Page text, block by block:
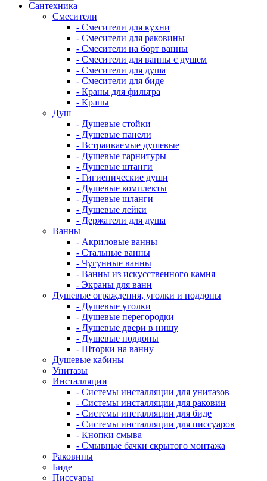
Сантехника
Смесители
- Смесители для кухни
- Смесители для раковины
- Смесители на борт ванны
- Смесители для ванны с душем
- Смесители для душа
- Смесители для биде
- Краны для фильтра
- Краны
Душ
- Душевые стойки
- Душевые панели
- Встраиваемые душевые
- Душевые гарнитуры
- Душевые штанги
- Гигиенические души
- Душевые комплекты
- Душевые шланги
- Душевые лейки
- Держатели для душа
Ванны
- Акриловые ванны
- Стальные ванны
- Чугунные ванны
- Ванны из искусственного камня
- Экраны для ванн
Душевые ограждения, уголки и поддоны
- Душевые уголки
- Душевые перегородки
- Душевые двери в нишу
- Душевые поддоны
- Шторки на ванну
Душевые кабины
Унитазы
Инсталляции
- Системы инсталляции для унитазов
- Системы инсталляции для раковин
- Системы инсталляции для биде
- Системы инсталляции для писсуаров
- Кнопки смыва
- Смывные бачки скрытого монтажа
Раковины
Биде
Писсуары